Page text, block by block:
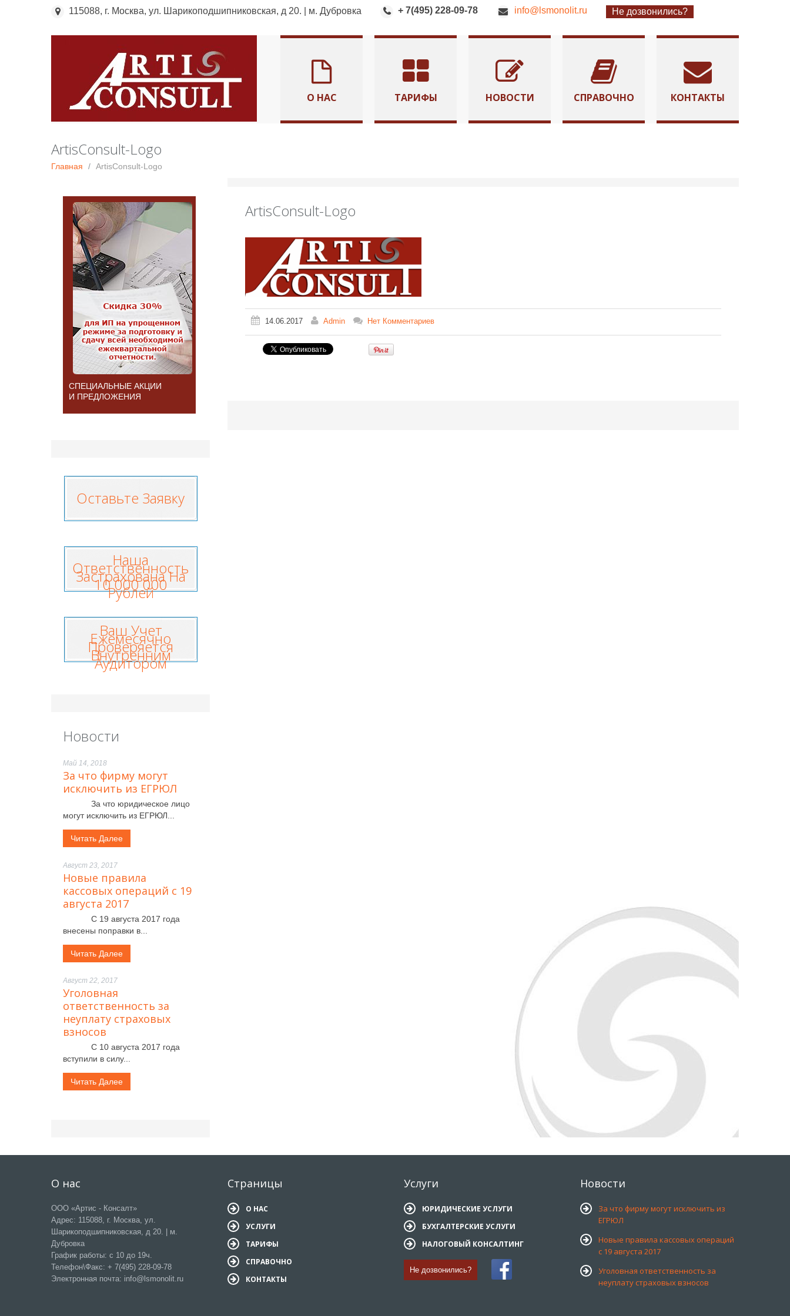
115088, г. Москва, ул. Шарикоподшипниковская, д 20. | м. Дубровка + 7(495) 228-09-78 info@lsmonolit.ru Не дозвонились?
О НАС ТАРИФЫ НОВОСТИ СПРАВОЧНО КОНТАКТЫ
ArtisConsult-Logo
Главная ArtisConsult-Logo
ArtisConsult-Logo
14.06.2017 Admin Нет Комментариев
СПЕЦИАЛЬНЫЕ АКЦИИ
И ПРЕДЛОЖЕНИЯ
Оставьте Заявку
Наша
Ответственность
Застрахована На
10 000 000
Рублей
Ваш Учет
Ежемесячно
Проверяется
Внутренним
Аудитором
Новости
Май 14, 2018
За что фирму могут
исключить из ЕГРЮЛ
За что юридическое лицо
могут исключить из ЕГРЮЛ...
Читать Далее
Август 23, 2017
Новые правила
кассовых операций с 19
августа 2017
С 19 августа 2017 года
внесены поправки в...
Читать Далее
Август 22, 2017
Уголовная
ответственность за
неуплату страховых
взносов
С 10 августа 2017 года
вступили в силу...
Читать Далее
О нас
ООО «Артис - Консалт»
Адрес: 115088, г. Москва, ул.
Шарикоподшипниковская, д 20. | м.
Дубровка
График работы: с 10 до 19ч.
Телефон\Факс: + 7(495) 228-09-78
Электронная почта: info@lsmonolit.ru
Страницы
О НАС
УСЛУГИ
ТАРИФЫ
СПРАВОЧНО
КОНТАКТЫ
Услуги
ЮРИДИЧЕСКИЕ УСЛУГИ
БУХГАЛТЕРСКИЕ УСЛУГИ
НАЛОГОВЫЙ КОНСАЛТИНГ
Не дозвонились?
Новости
За что фирму могут исключить из
ЕГРЮЛ
Новые правила кассовых операций
с 19 августа 2017
Уголовная ответственность за
неуплату страховых взносов